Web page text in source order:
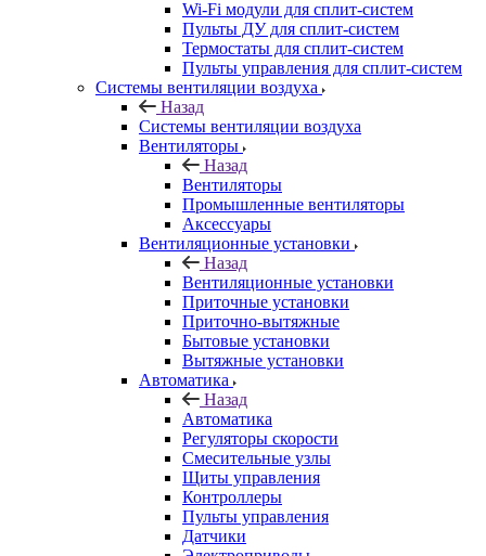
Wi-Fi модули для сплит-систем
Пульты ДУ для сплит-систем
Термостаты для сплит-систем
Пульты управления для сплит-систем
Системы вентиляции воздуха
Назад
Системы вентиляции воздуха
Вентиляторы
Назад
Вентиляторы
Промышленные вентиляторы
Аксессуары
Вентиляционные установки
Назад
Вентиляционные установки
Приточные установки
Приточно-вытяжные
Бытовые установки
Вытяжные установки
Автоматика
Назад
Автоматика
Регуляторы скорости
Смесительные узлы
Щиты управления
Контроллеры
Пульты управления
Датчики